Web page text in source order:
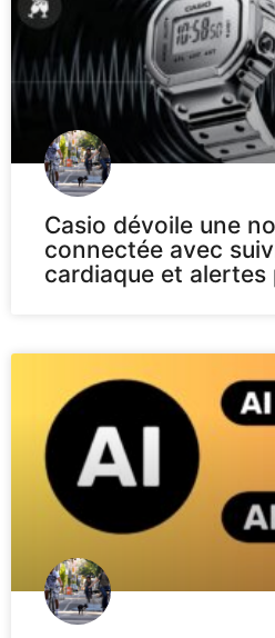
Casio dévoile une
connectée avec
cardiaque et alertes